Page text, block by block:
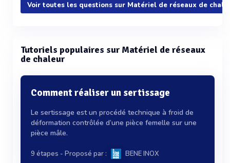
Voir toutes les questions sur Matériel de réseaux de
Tutoriels populaires sur Matériel de réseaux
de chaleur
Comment réaliser un sertissage
Le sertissage est un procédé technique à froid de
déformation contrôlée d’une pièce femelle sur une
pièce mâle.
9 étapes - Proposé par : BENE INOX